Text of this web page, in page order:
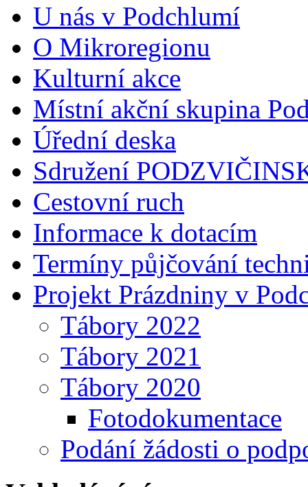
U nás v Podchlumí
O Mikroregionu
Kulturní akce
Místní akční skupina
Úřední deska
Sdružení
Cestovní ruch
Informace k dotacím
Termíny půjčování
Projekt Prázdniny v
Tábory 2022
Tábory 2021
Tábory 2020
Fotodokumentace
Podání žádosti o